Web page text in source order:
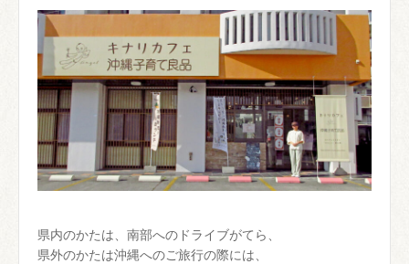
県内のかたは、南部へのドライブがてら、
県外のかたは沖縄へのご旅行の際には、